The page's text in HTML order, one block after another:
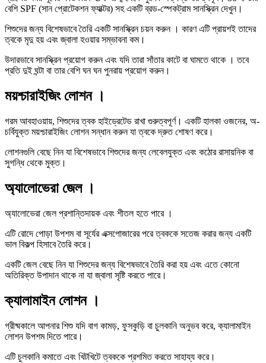
বেশি SPF (সান প্রোটেকশন ফ্যাক্টর) সহ একটি ব্রড-স্পেকট্রাম সানস্ক্রিন দেখুন।
শিশুদের জন্য বিশেষভাবে তৈরি একটি সানস্ক্রিন চয়ন করুন । কারণ এটি প্রায়শই তাদের
ত্বকে মৃদু হয় এবং জ্বালা হওয়ার সম্ভাবনা কম।
উদারভাবে সানস্ক্রিন প্রয়োগ করুন এবং যদি তারা সাঁতার কাটে বা ঘামতে থাকে । তবে
প্রতি দুই ঘন্টা বা তার বেশি ঘন ঘন পুনরায় প্রয়োগ করুন।
ময়শ্চারাইজিং লোশন ।
গরম আবহাওয়ায়, শিশুদের ত্বক হাইড্রেটেড রাখা গুরুত্বপূর্ণ। একটি হালকা ওজনের, অ-
চর্বিযুক্ত ময়শ্চারাইজিং লোশন সন্ধান করুন যা ত্বকে দ্রুত শোষণ করে।
লোশনগুলি বেছে নিন যা বিশেষভাবে শিশুদের জন্য লেবেলযুক্ত এবং কঠোর রাসায়নিক বা
সুগন্ধি থেকে মুক্ত।
অ্যালোভেরা জেল ।
অ্যালোভেরা জেল প্রশান্তিদায়ক এবং শীতল হতে পারে ।
এটি রোদে পোড়া উপশম বা সূর্যের এক্সপোজারের পরে ত্বককে সতেজ করার জন্য একটি
ভাল বিকল্প হিসাবে তৈরি করে।
একটি জেল বেছে নিন যা শিশুদের জন্য বিশেষভাবে তৈরি করা হয় এবং এতে কোনো
অতিরিক্ত উপাদান থাকে না যা জ্বালা সৃষ্টি করতে পারে।
ক্যালামাইন লোশন ।
গ্রীষ্মকালে আপনার শিশু যদি বাগ কামড়, ফুসকুড়ি বা চুলকানি অনুভব করে, ক্যালামাইন
লোশন উপশম দিতে পারে।
এটি চুলকানি কমাতে এবং খিটখিটে ত্বককে প্রশমিত করতে সাহায্য করে।